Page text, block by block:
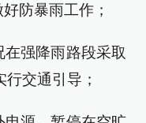
防暴雨工作；
强降雨路段采取
交通引导；